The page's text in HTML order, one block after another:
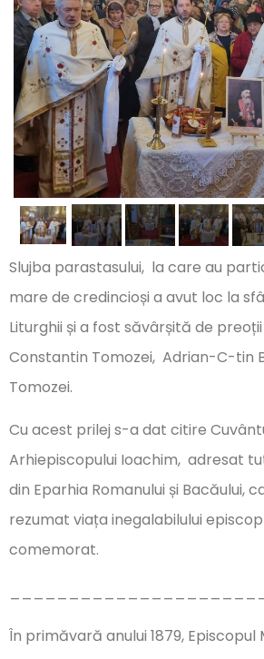
Slujba parastasului, la care au
mare de credincioși a avut loc la
Liturghii și a fost săvârșită de
Constantin Tomozei, Adrian-C-tin
Tomozei.
Cu acest prilej s-a dat citire
Arhiepiscopului Ioachim, adresat
din Eparhia Romanului și Bacăului,
rezumat viața inegalabilului
comemorat.
În primăvară anului 1879,